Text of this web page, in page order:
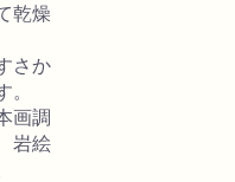
乾燥
さか
画調
岩絵